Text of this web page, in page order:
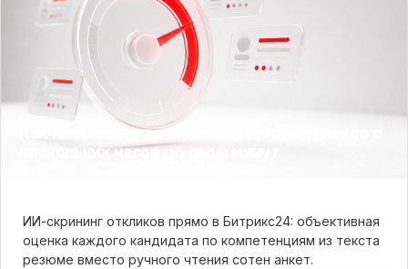
Как ResumeScan сократил разбор откликов с
нескольких часов до пары минут
ИИ-скрининг откликов прямо в Битрикс24: объективная
оценка каждого кандидата по компетенциям из текста
резюме вместо ручного чтения сотен анкет.